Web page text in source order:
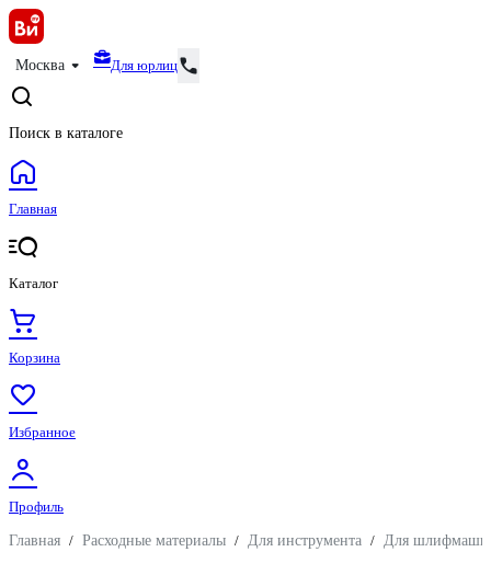
Москва Для юрлиц
Поиск в каталоге
Главная
Каталог
Корзина
Избранное
Профиль
Главная / Расходные материалы / Для инструмента / Для